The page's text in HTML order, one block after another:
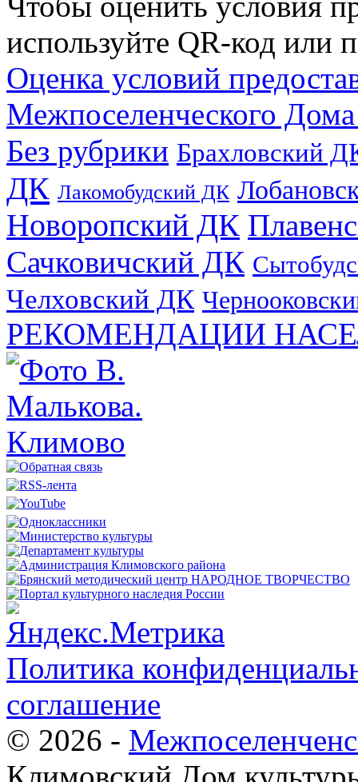
используйте QR-код или
Оценка условий
Межпоселенческого
Без рубрики Брахловский
ДК Лакомобудский ДК
Новоропский ДК
Сачковичский ДК
Челховский ДК
РЕКОМЕНДАЦИИ
Политика
соглашение
© 2026 -